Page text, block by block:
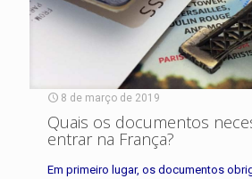
8 de março de 2019
Quais os documentos
entrar na França?
Em primeiro lugar, os documentos